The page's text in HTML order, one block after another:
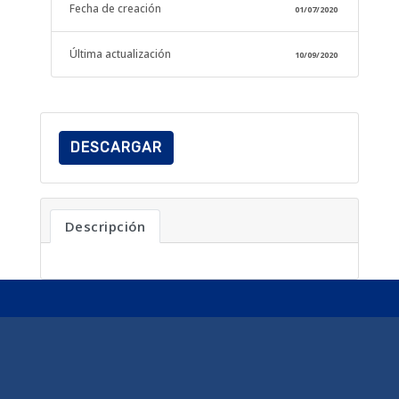
Fecha de creación 01/07/2020
Última actualización 10/09/2020
DESCARGAR
Descripción